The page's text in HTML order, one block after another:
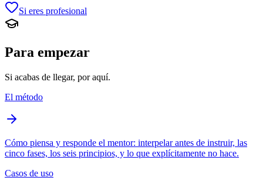
Si eres profesional
Para empezar
Si acabas de llegar, por aquí.
El método
Cómo piensa y responde el mentor: interpelar antes de instruir, las
cinco fases, los seis principios, y lo que explícitamente no hace.
Casos de uso